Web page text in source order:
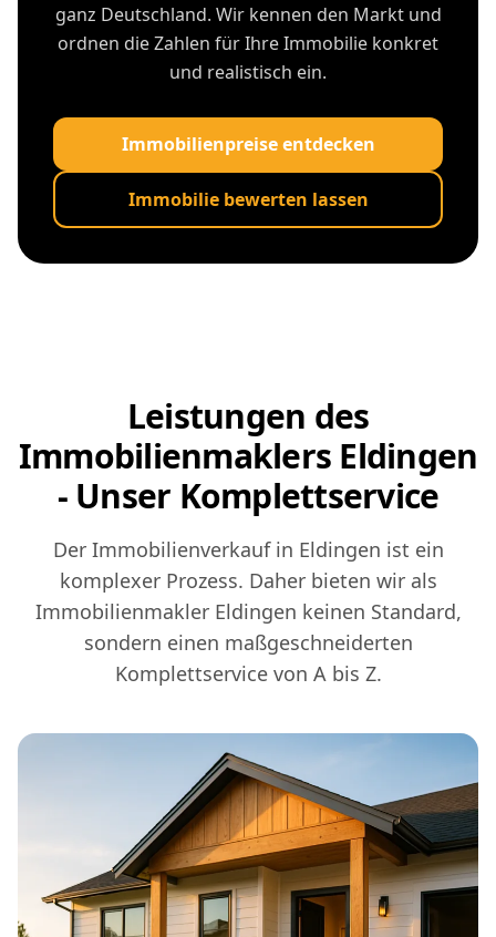
ganz Deutschland. Wir kennen den Markt und
ordnen die Zahlen für Ihre Immobilie konkret
und realistisch ein.
Immobilienpreise entdecken
Immobilie bewerten lassen
Leistungen des
Immobilienmaklers Eldingen
- Unser Komplettservice
Der Immobilienverkauf in Eldingen ist ein
komplexer Prozess. Daher bieten wir als
Immobilienmakler Eldingen keinen Standard,
sondern einen maßgeschneiderten
Komplettservice von A bis Z.